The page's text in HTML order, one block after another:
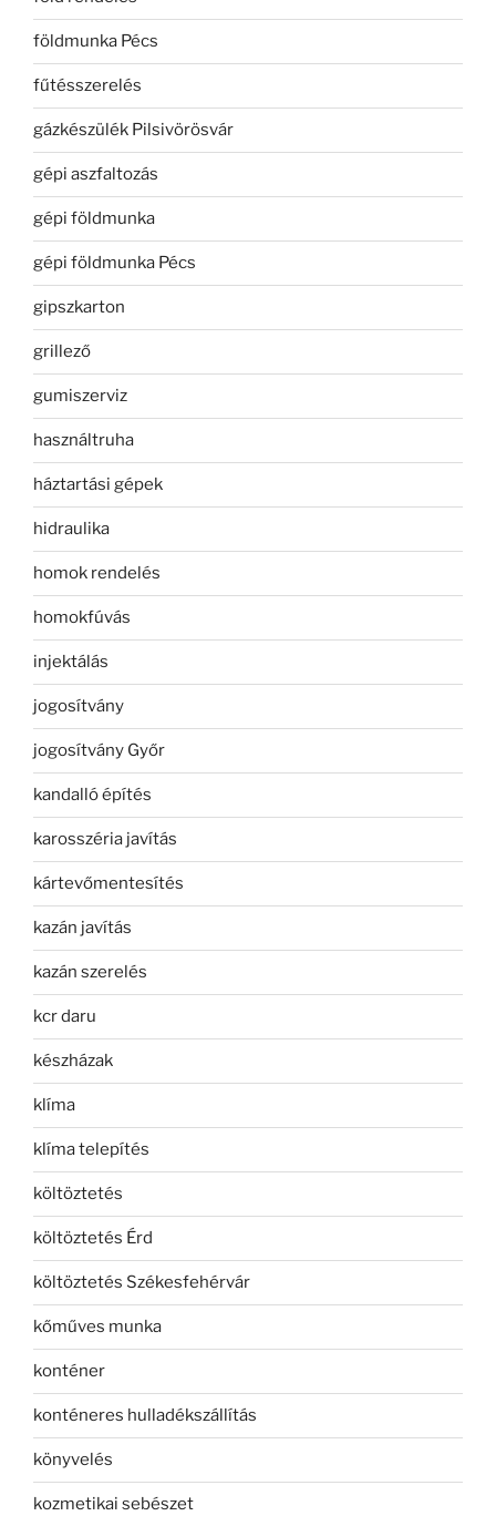
földmunka Pécs
fűtésszerelés
gázkészülék Pilsivörösvár
gépi aszfaltozás
gépi földmunka
gépi földmunka Pécs
gipszkarton
grillező
gumiszerviz
használtruha
háztartási gépek
hidraulika
homok rendelés
homokfúvás
injektálás
jogosítvány
jogosítvány Győr
kandalló építés
karosszéria javítás
kártevőmentesítés
kazán javítás
kazán szerelés
kcr daru
készházak
klíma
klíma telepítés
költöztetés
költöztetés Érd
költöztetés Székesfehérvár
kőműves munka
konténer
konténeres hulladékszállítás
könyvelés
kozmetikai sebészet